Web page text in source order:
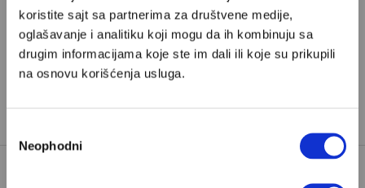
koristite sajt sa partnerima za društvene medije,
oglašavanje i analitiku koji mogu da ih kombinuju sa
drugim informacijama koje ste im dali ili koje su prikupili
na osnovu korišćenja usluga.
сагласности
Neophodni
TAGOVI:
ISPOVEST KNEGINJE JELISAVETE
JELISAVETA KARAĐORĐEVIĆ